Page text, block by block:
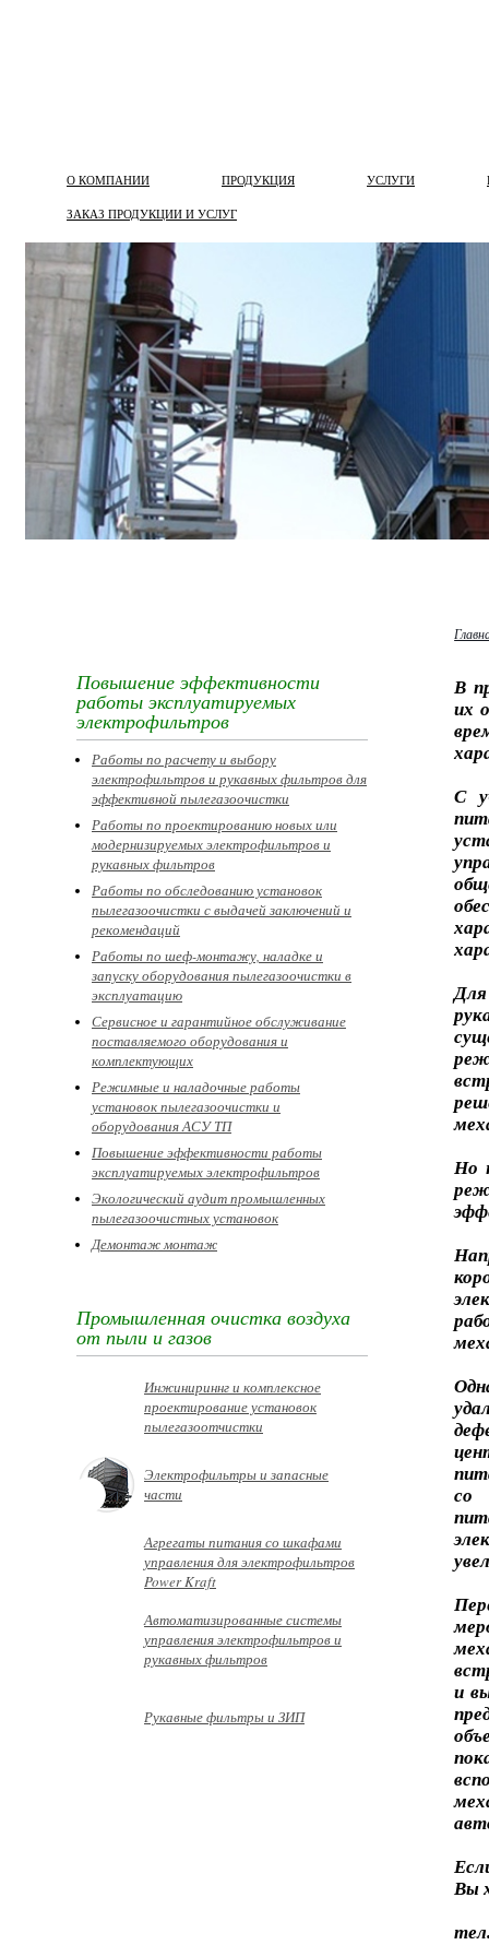
О КОМПАНИИ ПРОДУКЦИЯ УСЛУГИ
ЗАКАЗ ПРОДУКЦИИ И УСЛУГ
Повышение эффективности
работы эксплуатируемых
электрофильтров
Работы по расчету и выбору
электрофильтров и рукавных фильтров для
эффективной пылегазоочистки
Работы по проектированию новых или
модернизируемых электрофильтров и
рукавных фильтров
Работы по обследованию установок
пылегазоочистки с выдачей заключений и
рекомендаций
Работы по шеф-монтажу, наладке и
запуску оборудования пылегазоочистки в
эксплуатацию
Сервисное и гарантийное обслуживание
поставляемого оборудования и
комплектующих
Режимные и наладочные работы
установок пылегазоочистки и
оборудования АСУ ТП
Повышение эффективности работы
эксплуатируемых электрофильтров
Экологический аудит промышленных
пылегазоочистных установок
Демонтаж монтаж
Промышленная очистка воздуха
от пыли и газов
Инжинириннг и комплексное
проектирование установок
пылегазоотчистки
Электрофильтры и запасные
части
Агрегаты питания со шкафами
управления для электрофильтров
Power Kraft
Автоматизированные системы
управления электрофильтров и
рукавных фильтров
Рукавные фильтры и ЗИП
В
их
С
Но
со
и
Вы